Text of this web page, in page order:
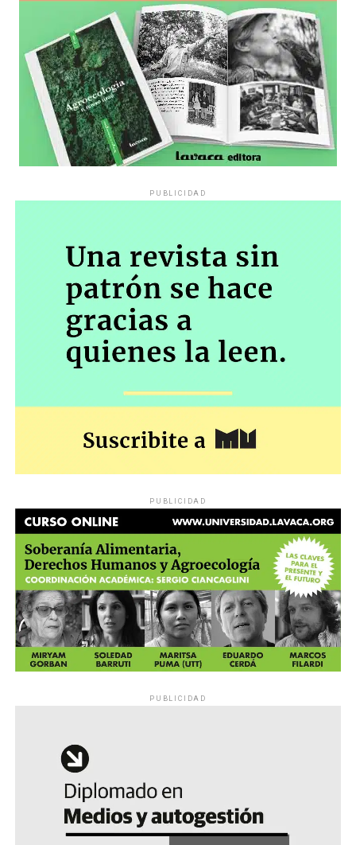
PUBLICIDAD
PUBLICIDAD
PUBLICIDAD